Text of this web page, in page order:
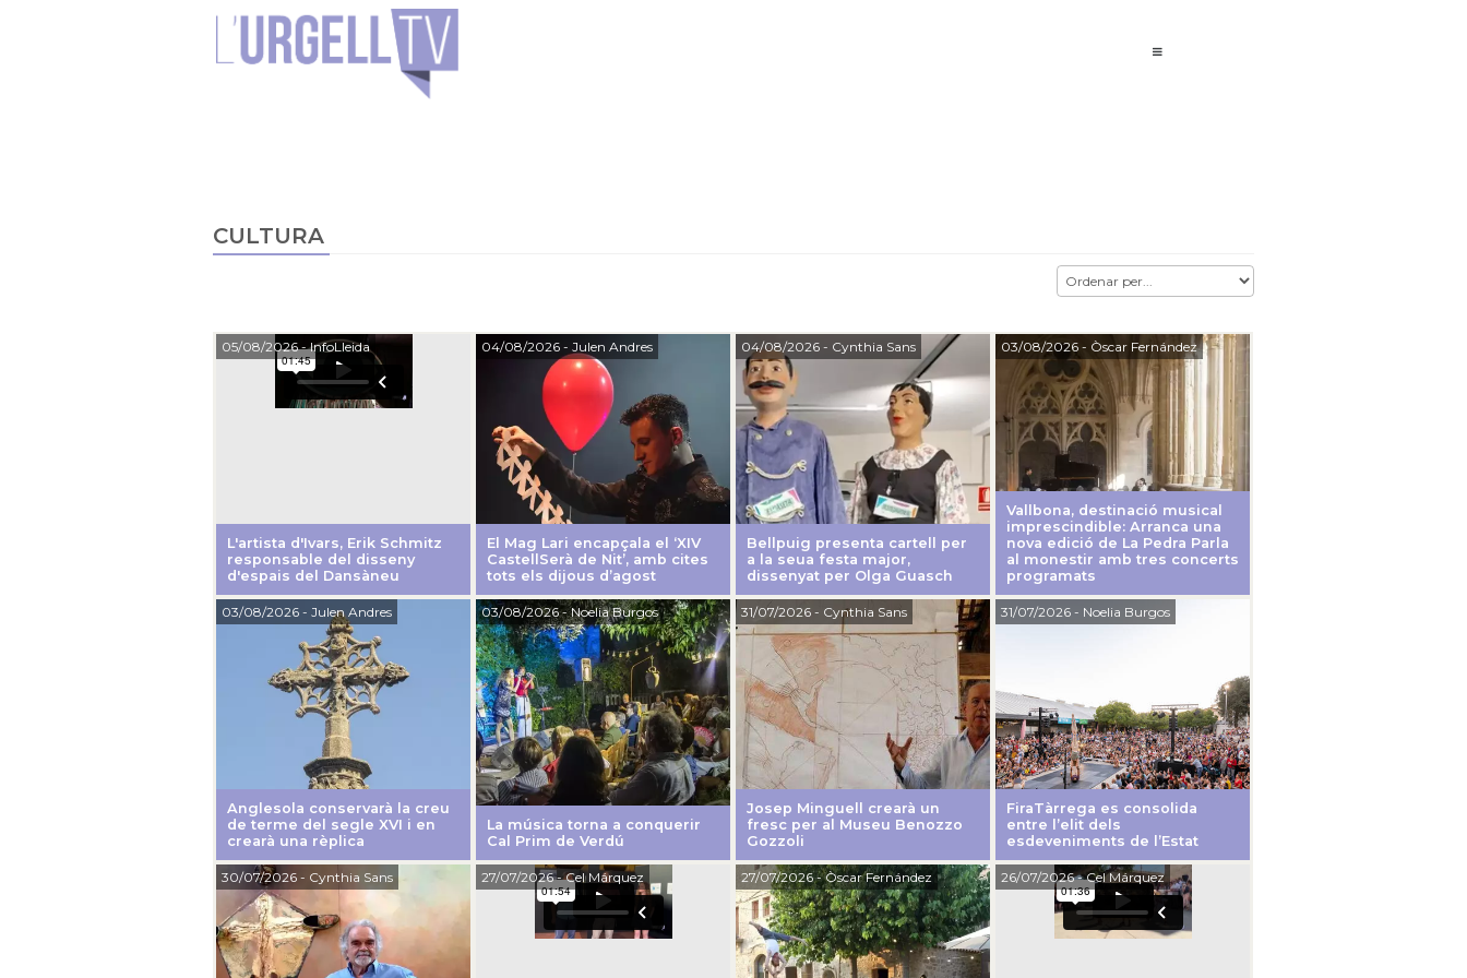
CULTURA
L'artista d'Ivars, Erik Schmitz
responsable del disseny
d'espais del Dansàneu
05/08/2026- InfoLleida
El Mag Lari encapçala el ‘XIV
CastellSerà de Nit’, amb cites
tots els dijous d’agost
04/08/2026- Julen Andres
Bellpuig presenta cartell per
a la seua festa major,
dissenyat per Olga Guasch
04/08/2026- Cynthia Sans
Vallbona, destinació musical
imprescindible: Arranca una
nova edició de La Pedra Parla
al monestir amb tres concerts
programats
03/08/2026- Òscar Fernández
Anglesola conservarà la creu
de terme del segle XVI i en
crearà una rèplica
03/08/2026- Julen Andres
La música torna a conquerir
Cal Prim de Verdú
03/08/2026- Noelia Burgos
Josep Minguell crearà un
fresc per al Museu Benozzo
Gozzoli
31/07/2026- Cynthia Sans
FiraTàrrega es consolida
entre l’elit dels
esdeveniments de l’Estat
31/07/2026- Noelia Burgos
30/07/2026- Cynthia Sans 27/07/2026- Cel Márquez 27/07/2026- Òscar Fernández 26/07/2026- Cel Márquez